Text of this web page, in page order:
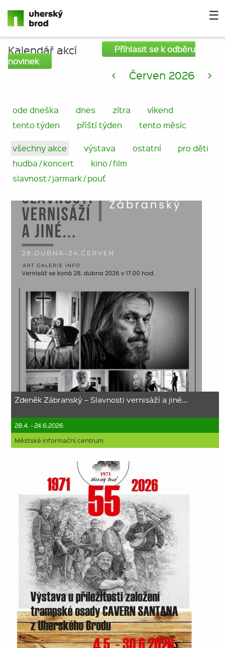
☰
Kalendář akcí
Příhlasit se k odběru
novinek
< Červen 2026 >
ode dneška dnes zítra
víkend
tento týden
příští týden tento měsíc
všechny akce výstava ostatní
pro děti
hudba / koncert
kino / film
slavnost / jarmark / pouť
Zdeněk Zábranský – Slavnosti vernisáží a jiné...
28.4. - 24.6.2026
Městské informační centrum